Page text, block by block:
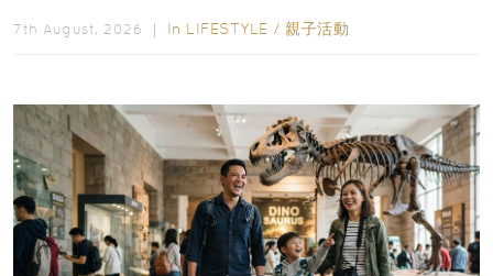
7th August, 2026 ｜ In LIFESTYLE / 親子活動